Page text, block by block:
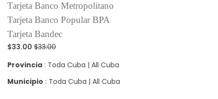
Tarjeta Banco Metropolitano
Tarjeta Banco Popular BPA
Tarjeta Bandec
$33.00 $33.00
Provincia : Toda Cuba | All Cuba
Municipio : Toda Cuba | All Cuba